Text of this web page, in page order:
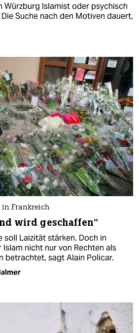
Würzburg Islamist oder psychisch
Suche nach den Motiven dauert,
in Frankreich
wird geschaffen“
soll Laizität stärken. Doch in
nicht nur von Rechten als
betrachtet, sagt Alain Policar.